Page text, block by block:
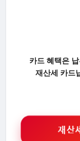
카드 혜택은
재산세 카드
재산